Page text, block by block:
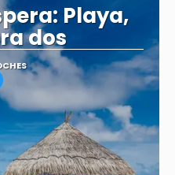
Playa,
dos